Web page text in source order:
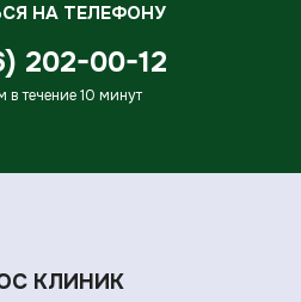
НА ТЕЛЕФОНУ
202-00-12
в течение 10 минут
КЛИНИК